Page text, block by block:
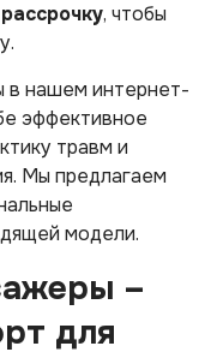
, чтобы
в нашем интернет-
эффективное
травм и
Мы предлагаем
модели.
–
для